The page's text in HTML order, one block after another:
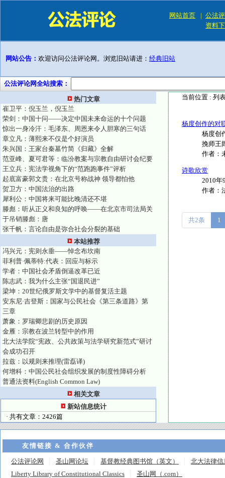
网站首页 | 公法
资料
网站公告： 欢迎访问公法评论网。浏览旧站请进： 经典旧站
公法评论网全站搜索：
热门文章
崔卫平：倪玉兰，倪玉兰
荣剑：中国十问——决定中国未来命运的十个问题
惊出一身冷汗：毛泽东、周恩来令人胆寒的三句话
章立凡：薄熙来不仅是个好演员
朱兴国：王家台秦墓竹简《归藏》全解
范亚峰、夏可君等：临汾教案与宗教自由研讨会纪要
王立兵：宪法学视角下的“范跑跑事件”评析
起底富豪郭文贵：在北京号称战神 领导都怕他
贺卫方：中国法治的出路
犀利公：中国将来可能比晚清还不堪
滕彪：听从正义和良知的呼唤——在北京市司法局关
于吊销滕彪：唐
张千帆：言论自由是弥合社会分裂的基础
本站推荐
冯兴元：宪则永垂——悼念布坎南
菲利普·佩蒂特:代表：回应与标示
学者：中国社会矛盾倒逼改革已近
陈志武：我为什么主张“国退民进”
梁坤：20世纪俄罗斯文学中的基督复活主题
安东尼·吉登斯：国家与公民社会《第三条道路》第
三章
萧象：罗瑞卿悲剧的历史原因
金雁：宗教在波兰转型中的作用
北大法学院“宪政、公共政策与法学研究新范式”研讨
会成功召开
拉兹：以规则来推理(雷磊译)
何增科：中国公民社会组织发展的制度性障碍分析
普通法资料(English Common Law)
相关文章
新站信息统计
· 共有文章：2426篇
当前位置 : 列
杨度创作的对
杨度创
挽师王
作者：
诗歌欣赏
2010年
作者：
共2条 1
友情链接 & 合作伙伴
公法评论网 圣山网论坛 基督教经典图书馆（英文）
北大法律信
Liberty Library of Constitutional Classics
圣山网（.com）